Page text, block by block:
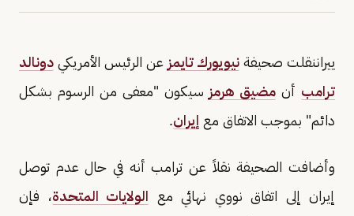
ييراننقلت صحيفة نيويورك تايمز عن الرئيس الأمريكي دونالد
ترامب أن مضيق هرمز سيكون "معفى من الرسوم بشكل
دائم" بموجب الاتفاق مع إيران.
وأضافت الصحيفة نقلاً عن ترامب أنه في حال عدم توصل
إيران إلى اتفاق نووي نهائي مع الولايات المتحدة، فإن